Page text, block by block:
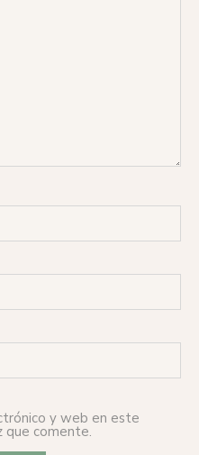
y web en este
que comente.